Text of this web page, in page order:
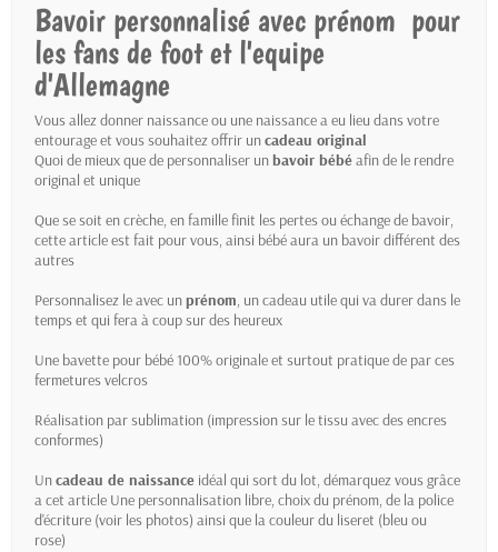
Bavoir personnalisé avec prénom pour
les fans de foot et l'equipe
d'Allemagne
Vous allez donner naissance ou une naissance a eu lieu dans votre
entourage et vous souhaitez offrir uncadeau original
Quoi de mieux que de personnaliser un bavoir bébéafin de le rendre
original et unique
Que se soit en crèche, en famille finit les pertes ou échange de bavoir,
cette article est fait pour vous, ainsi bébé aura un bavoir différent des
autres
Personnalisez le avec un prénom, un cadeau utile qui va durer dans le
temps et qui fera à coup sur des heureux
Une bavette pour bébé 100% originale et surtout pratique de par ces
fermetures velcros
Réalisation par sublimation (impression sur le tissu avec des encres
conformes)
Uncadeau de naissance idéal qui sort du lot, démarquez vous grâce
a cet article Une personnalisation libre, choix du prénom, de la police
d'écriture (voir les photos) ainsi que la couleur du liseret (bleu ou
rose)